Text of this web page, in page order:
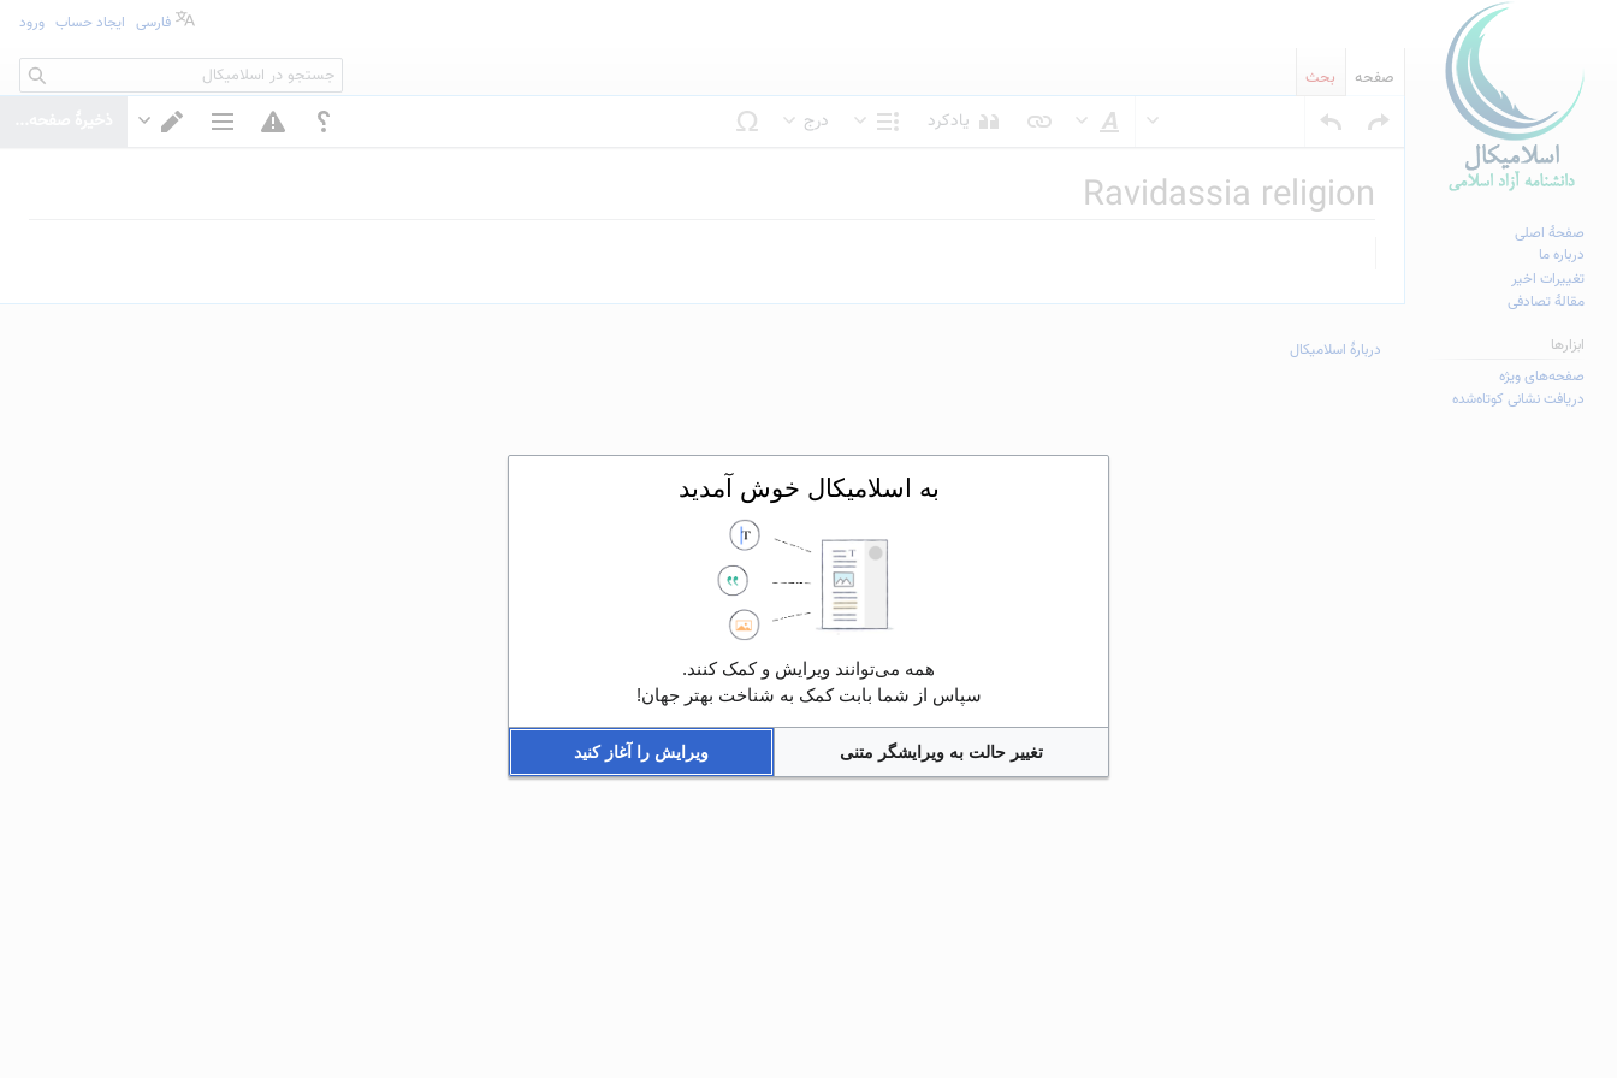
یادکرد
درج
Ravidassia religion
ناوبری
جستجو
فارسی ایجاد حساب ورود
صفحه بحث جستجو
صفحهٔ اصلی
درباره ما
تغییرات اخیر
مقالهٔ تصادفی
ابزارها
صفحه‌های ویژه
دریافت نشانی کوتاه‌شده
دربارهٔ اسلامیکال
به اسلامیکال خوش آمدید
همه می‌توانند ویرایش و کمک کنند.
سپاس از شما بابت کمک به شناخت بهتر جهان!
تغییر حالت به ویرایشگر متنی ویرایش را آغاز کنید